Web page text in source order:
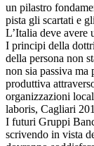
un pilastro
pista gli scartati e
L’Italia deve avere
I principi della
della persona non
non sia passiva ma
produttiva
organizzazioni
laboris, Cagliari
I futuri Gruppi
scrivendo in vista